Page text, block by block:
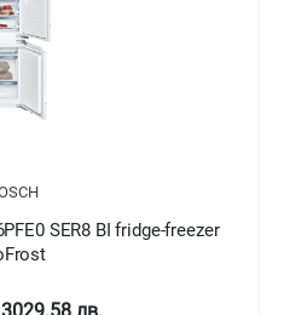
Хладилник Bosch KIN86AFF0